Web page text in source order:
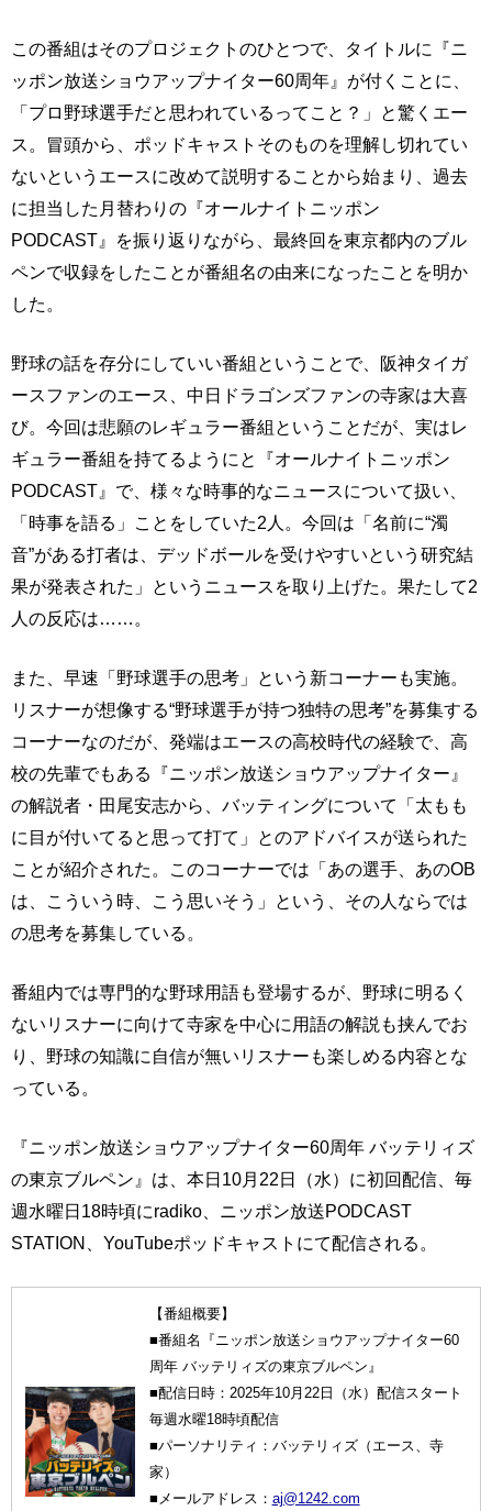
この番組はそのプロジェクトのひとつで、タイトルに『ニ
ッポン放送ショウアップナイター60周年』が付くことに、
「プロ野球選手だと思われているってこと？」と驚くエー
ス。冒頭から、ポッドキャストそのものを理解し切れてい
ないというエースに改めて説明することから始まり、過去
に担当した月替わりの『オールナイトニッポン
PODCAST』を振り返りながら、最終回を東京都内のブル
ペンで収録をしたことが番組名の由来になったことを明か
した。
野球の話を存分にしていい番組ということで、阪神タイガ
ースファンのエース、中日ドラゴンズファンの寺家は大喜
び。今回は悲願のレギュラー番組ということだが、実はレ
ギュラー番組を持てるようにと『オールナイトニッポン
PODCAST』で、様々な時事的なニュースについて扱い、
「時事を語る」ことをしていた2人。今回は「名前に“濁
音”がある打者は、デッドボールを受けやすいという研究結
果が発表された」というニュースを取り上げた。果たして2
人の反応は……。
また、早速「野球選手の思考」という新コーナーも実施。
リスナーが想像する“野球選手が持つ独特の思考”を募集する
コーナーなのだが、発端はエースの高校時代の経験で、高
校の先輩でもある『ニッポン放送ショウアップナイター』
の解説者・田尾安志から、バッティングについて「太もも
に目が付いてると思って打て」とのアドバイスが送られた
ことが紹介された。このコーナーでは「あの選手、あのOB
は、こういう時、こう思いそう」という、その人ならでは
の思考を募集している。
番組内では専門的な野球用語も登場するが、野球に明るく
ないリスナーに向けて寺家を中心に用語の解説も挟んでお
り、野球の知識に自信が無いリスナーも楽しめる内容とな
っている。
『ニッポン放送ショウアップナイター60周年 バッテリィズ
の東京ブルペン』は、本日10月22日（水）に初回配信、毎
週水曜日18時頃にradiko、ニッポン放送PODCAST
STATION、YouTubeポッドキャストにて配信される。
【番組概要】
■番組名『ニッポン放送ショウアップナイター60
周年 バッテリィズの東京ブルペン』
■配信日時：2025年10月22日（水）配信スタート
毎週水曜18時頃配信
■パーソナリティ：バッテリィズ（エース、寺
家）
■メールアドレス： aj@1242.com